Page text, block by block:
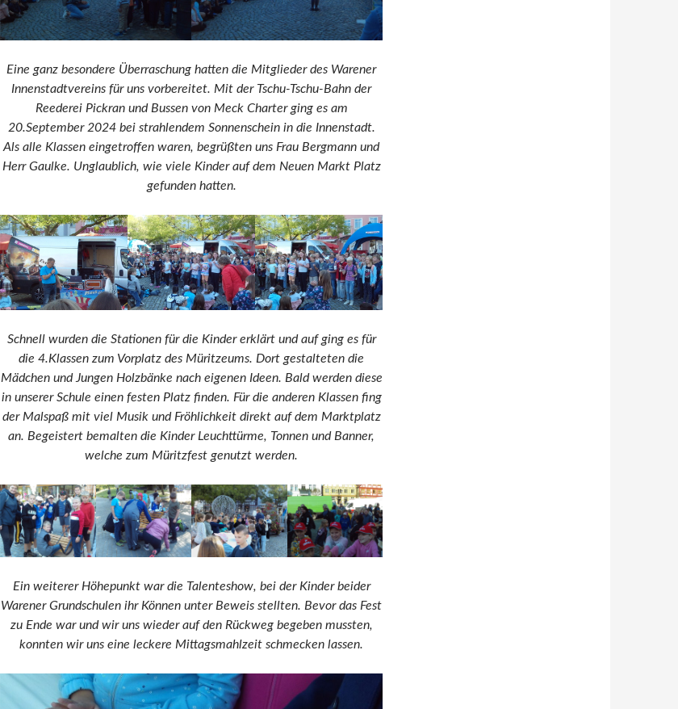
Eine ganz besondere Überraschung hatten die Mitglieder des Warener
Innenstadtvereins für uns vorbereitet. Mit der Tschu-Tschu-Bahn der
Reederei Pickran und Bussen von Meck Charter ging es am
20.September 2024 bei strahlendem Sonnenschein in die Innenstadt.
Als alle Klassen eingetroffen waren, begrüßten uns Frau Bergmann und
Herr Gaulke. Unglaublich, wie viele Kinder auf dem Neuen Markt Platz
gefunden hatten.
Schnell wurden die Stationen für die Kinder erklärt und auf ging es für
die 4.Klassen zum Vorplatz des Müritzeums. Dort gestalteten die
Mädchen und Jungen Holzbänke nach eigenen Ideen. Bald werden diese
in unserer Schule einen festen Platz finden. Für die anderen Klassen fing
der Malspaß mit viel Musik und Fröhlichkeit direkt auf dem Marktplatz
an. Begeistert bemalten die Kinder Leuchttürme, Tonnen und Banner,
welche zum Müritzfest genutzt werden.
Ein weiterer Höhepunkt war die Talenteshow, bei der Kinder beider
Warener Grundschulen ihr Können unter Beweis stellten. Bevor das Fest
zu Ende war und wir uns wieder auf den Rückweg begeben mussten,
konnten wir uns eine leckere Mittagsmahlzeit schmecken lassen.